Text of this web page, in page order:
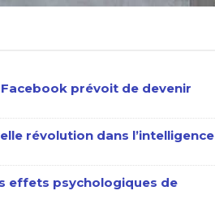
prévoit de devenir
révolution dans l’intelligence
effets psychologiques de